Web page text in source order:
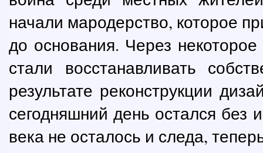
начали мародерство, которое
до основания. Через
стали восстанавливать
результате реконструкции
сегодняшний день остался без
века не осталось и следа,